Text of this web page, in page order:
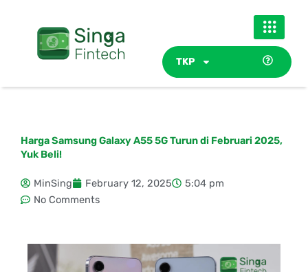
TKP
Harga Samsung Galaxy A55 5G Turun di Februari 2025,
Yuk Beli!
MinSing February 12, 2025
5:04 pm
No Comments